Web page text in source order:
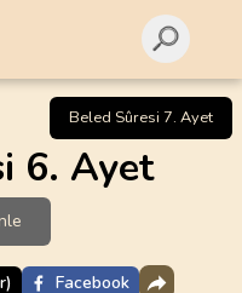
Beled Sûresi 7. Ayet
6. Ayet
Facebook